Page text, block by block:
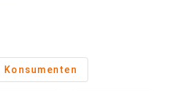
Konsumenten